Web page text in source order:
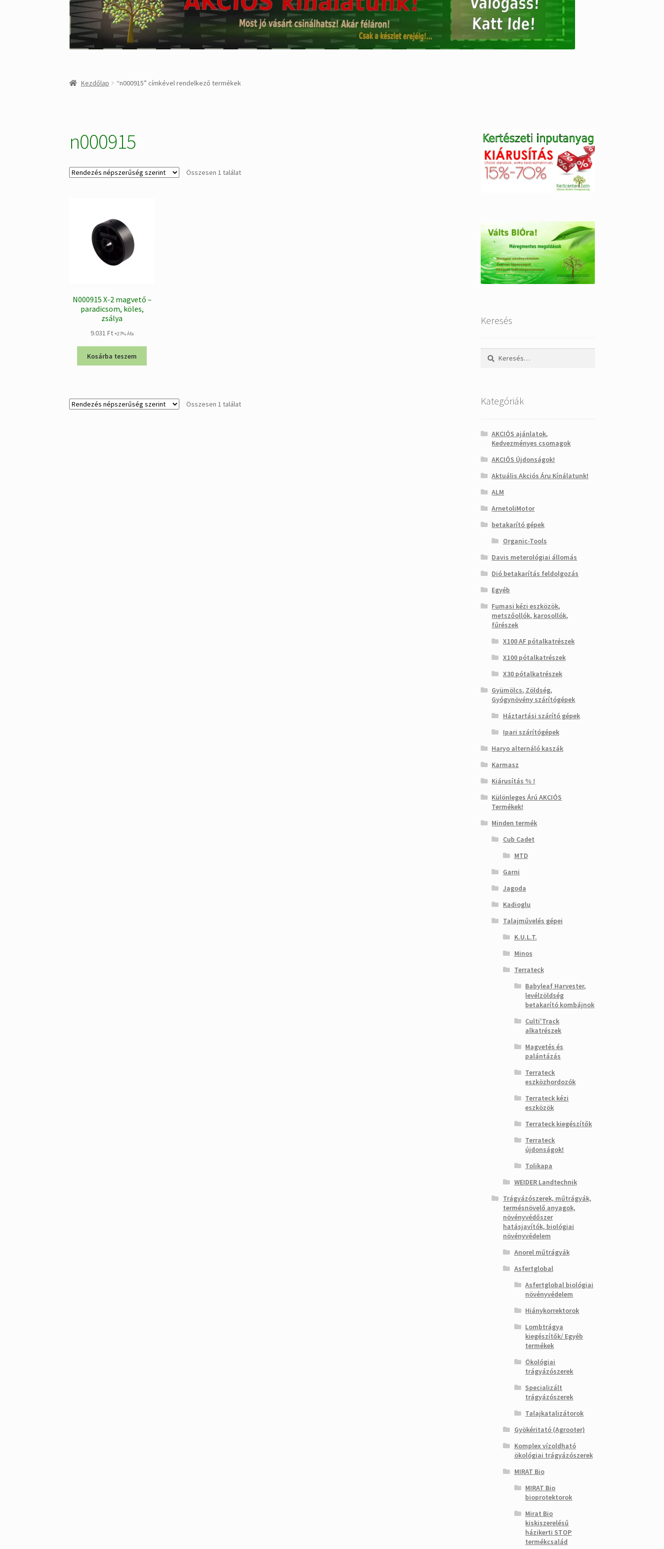
Kezdőlap “n000915” címkével rendelkező termékek
n000915
Összesen 1 találat
N000915 X-2 magvető –
paradicsom, köles,
zsálya
9.031 Ft +27% Áfa
Kosárba teszem
Összesen 1 találat
Keresés
Keresés:
Kategóriák
AKCIÓS ajánlatok,
Kedvezményes csomagok
AKCIÓS Újdonságok!
Aktuális Akciós Áru Kínálatunk!
ALM
ArnetoliMotor
betakarító gépek
Organic-Tools
Davis meterológiai állomás
Dió betakarítás feldolgozás
Egyéb
Fumasi kézi eszközök,
metszőollók, karosollók,
fűrészek
X100 AF pótalkatrészek
X100 pótalkatrészek
X30 pótalkatrészek
Gyümölcs, Zöldség,
Gyógynövény szárítógépek
Háztartási szárító gépek
Ipari szárítógépek
Haryo alternáló kaszák
Karmasz
Kiárusítás % !
Különleges Árú AKCIÓS
Termékek!
Minden termék
Cub Cadet
MTD
Garni
Jagoda
Kadioglu
Talajművelés gépei
K.U.L.T.
Minos
Terrateck
Babyleaf Harvester,
levélzöldség
betakarító kombájnok
Culti'Track
alkatrészek
Magvetés és
palántázás
Terrateck
eszközhordozók
Terrateck kézi
eszközök
Terrateck kiegészítők
Terrateck
újdonságok!
Tolikapa
WEIDER Landtechnik
Trágyázószerek, műtrágyák,
termésnövelő anyagok,
növényvédőszer
hatásjavítók, biológiai
növényvédelem
Anorel műtrágyák
Asfertglobal
Asfertglobal biológiai
növényvédelem
Hiánykorrektorok
Lombtrágya
kiegészítők/ Egyéb
termékek
Ökológiai
trágyázószerek
Specializált
trágyázószerek
Talajkatalizátorok
Gyökéritató (Agrooter)
Komplex vízoldható
ökológiai trágyázószerek
MIRAT Bio
MIRAT Bio
bioprotektorok
Mirat Bio
kiskiszerelésű
házikerti STOP
termékcsalád